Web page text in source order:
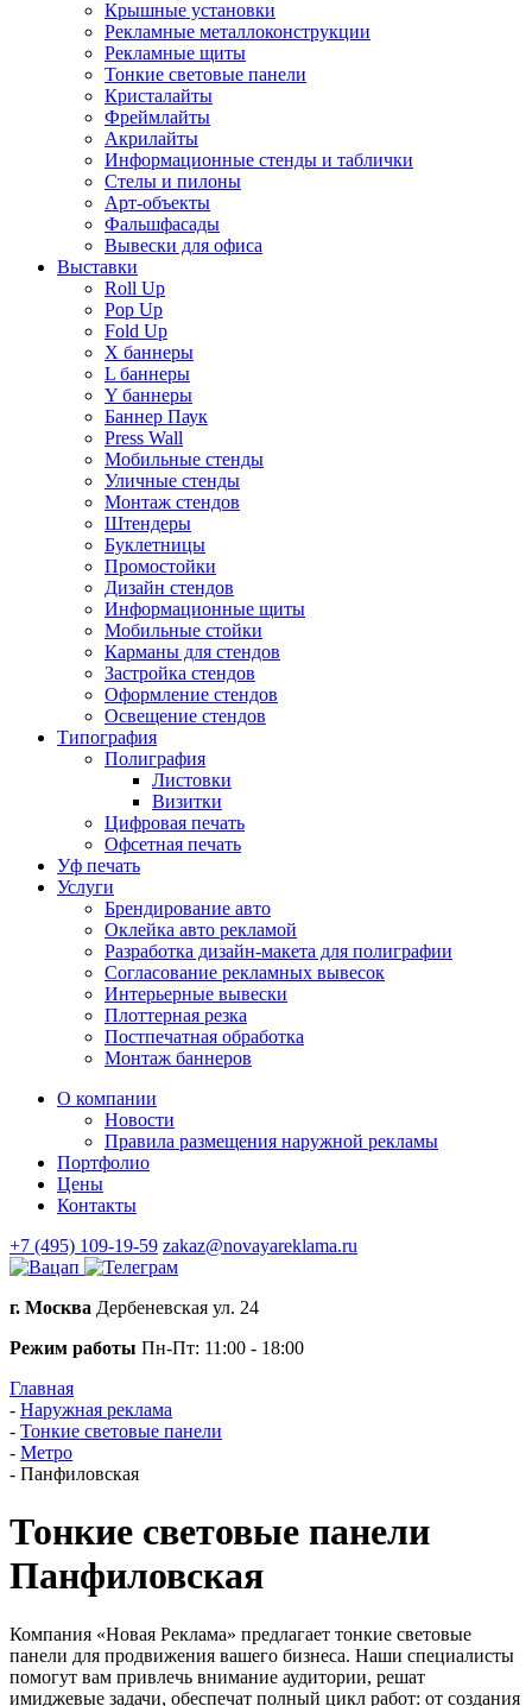
Крышные установки
Рекламные металлоконструкции
Рекламные щиты
Тонкие световые панели
Кристалайты
Фреймлайты
Акрилайты
Информационные стенды и таблички
Стелы и пилоны
Арт-объекты
Фальшфасады
Вывески для офиса
Выставки
Roll Up
Pop Up
Fold Up
Х баннеры
L баннеры
Y баннеры
Баннер Паук
Press Wall
Мобильные стенды
Уличные стенды
Монтаж стендов
Штендеры
Буклетницы
Промостойки
Дизайн стендов
Информационные щиты
Мобильные стойки
Карманы для стендов
Застройка стендов
Оформление стендов
Освещение стендов
Типография
Полиграфия
Листовки
Визитки
Цифровая печать
Офсетная печать
Уф печать
Услуги
Брендирование авто
Оклейка авто рекламой
Разработка дизайн-макета для полиграфии
Согласование рекламных вывесок
Интерьерные вывески
Плоттерная резка
Постпечатная обработка
Монтаж баннеров
О компании
Новости
Правила размещения наружной рекламы
Портфолио
Цены
Контакты
+7 (495) 109-19-59 zakaz@novayareklama.ru
г. Москва Дербеневская ул. 24
Режим работы Пн-Пт: 11:00 - 18:00
Главная
- Наружная реклама
- Тонкие световые панели
- Метро
- Панфиловская
Тонкие световые панели
Панфиловская
Компания «Новая Реклама» предлагает тонкие световые
панели для продвижения вашего бизнеса. Наши специалисты
помогут вам привлечь внимание аудитории, решат
имиджевые задачи, обеспечат полный цикл работ: от создания